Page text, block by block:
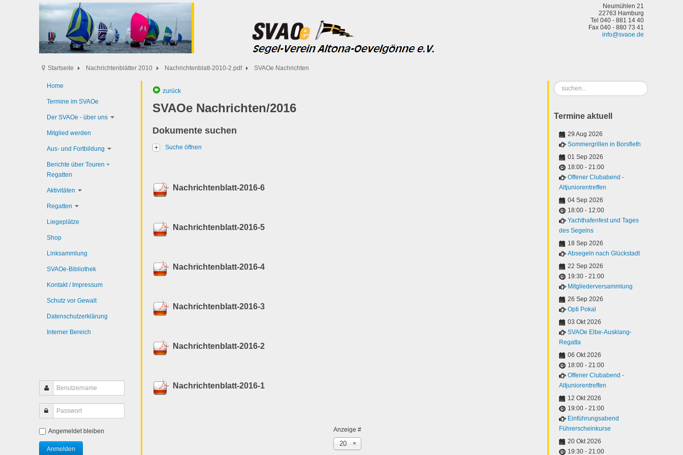
Neumühlen 21
22763 Hamburg
Tel 040 - 881 14 40
Fax 040 - 880 73 41
info@svaoe.de
Startseite Nachrichtenblätter 2010 Nachrichtenblatt-2010-2.pdf SVAOe Nachrichten
zurück
SVAOe Nachrichten/2016
Dokumente suchen
Suche öffnen
Nachrichtenblatt-2016-6
Nachrichtenblatt-2016-5
Nachrichtenblatt-2016-4
Nachrichtenblatt-2016-3
Nachrichtenblatt-2016-2
Nachrichtenblatt-2016-1
Anzeige #
20
Home
Termine im SVAOe
Der SVAOe - über uns
Mitglied werden
Aus- und Fortbildung
Berichte über Touren +
Regatten
Aktivitäten
Regatten
Liegeplätze
Shop
Linksammlung
SVAOe-Bibliothek
Kontakt / Impressum
Schutz vor Gewalt
Datenschutzerklärung
Interner Bereich
Angemeldet bleiben
Suchen
...
Termine aktuell
29 Aug 2026
Sommergrillen in Borsfleth
01 Sep 2026
18:00 - 21:00
Offener Clubabend -
Altjuniorentreffen
04 Sep 2026
18:00 - 12:00
Yachthafenfest und Tages
des Segelns
18 Sep 2026
Absegeln nach Glückstadt
22 Sep 2026
19:30 - 21:00
Mitgliederversammlung
26 Sep 2026
Opti Pokal
03 Okt 2026
SVAOe Elbe-Ausklang-
Regatta
06 Okt 2026
18:00 - 21:00
Offener Clubabend -
Altjuniorentreffen
12 Okt 2026
19:00 - 21:00
Einführungsabend
Führerscheinkurse
20 Okt 2026
19:30 - 21:00